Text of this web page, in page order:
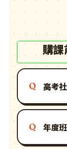
購
高考
年度